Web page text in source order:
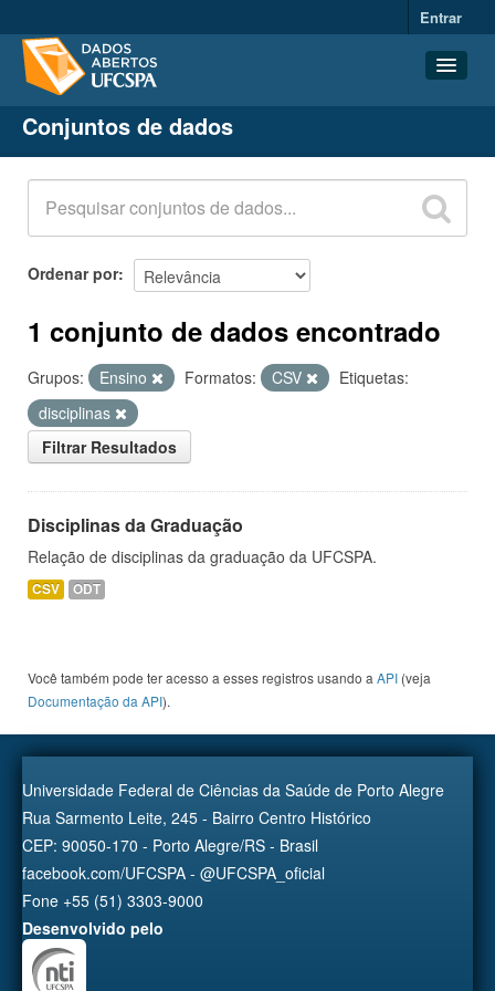
Entrar
Conjuntos de dados
Organizações
Grupos
Sobre
Conjuntos de dados
Ordenar por
1 conjunto de dados encontrado
Grupos: Ensino Formatos: CSV
Etiquetas:
disciplinas
Filtrar Resultados
Disciplinas da Graduação
Relação de disciplinas da graduação da UFCSPA.
CSV ODT
Você também pode ter acesso a esses registros usando a API (veja
Documentação da API).
Universidade Federal de Ciências da Saúde de Porto Alegre
Rua Sarmento Leite, 245 - Bairro Centro Histórico
CEP: 90050-170 - Porto Alegre/RS - Brasil
facebook.com/UFCSPA - @UFCSPA_oficial
Fone +55 (51) 3303-9000
Desenvolvido pelo